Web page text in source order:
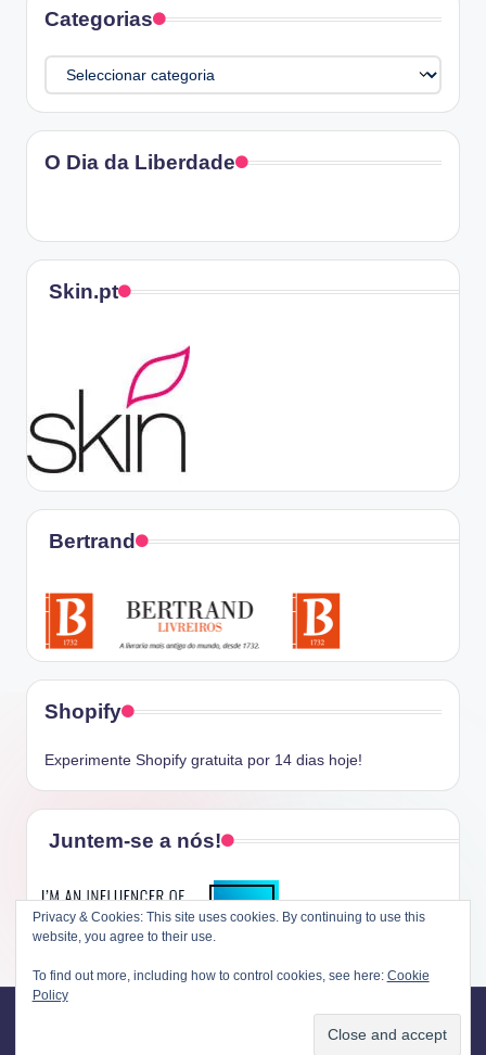
Categorias
Categorias
O Dia da Liberdade
Skin.pt
Bertrand
Shopify
Experimente Shopify gratuita por 14 dias hoje!
Juntem-se a nós!
Privacy & Cookies: This site uses cookies. By continuing to use this
website, you agree to their use.
To find out more, including how to control cookies, see here: Cookie
Policy